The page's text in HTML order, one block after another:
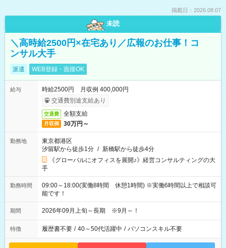
掲載日：2026.08.07
未読
＼高時給2500円×在宅あり／広報のお仕事！コ
ンサル大手
派遣 WEB登録・面接OK
給与
時給2500円 月収例 400,000円
交通費別途支給あり
交通費 全額支給
月収例 30万円～
勤務地
東京都港区
汐留駅から徒歩1分 / 新橋駅から徒歩4分
《グローバルにオフィスを展開♪》経営コンサルティングの大
手
勤務時間
09:00～18:00(実働8時間 休憩1時間) ※実働6時間以上で相談可
能です！
期間 2026年09月上旬～長期 ※9月～！
特徴 履歴書不要 / 40～50代活躍中 / パソコンスキル不要